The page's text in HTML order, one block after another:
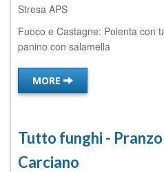
Stresa APS
Fuoco e Castagne: Polenta con
panino con salamella
MORE
Tutto funghi -
Carciano